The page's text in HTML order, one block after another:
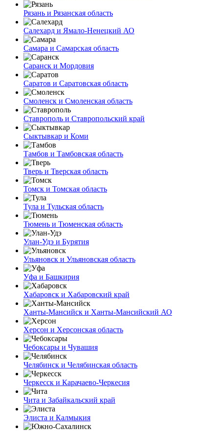
Рязань и Рязанская область
Салехард и Ямало-Ненецкий АО
Самара и Самарская область
Саранск и Мордовия
Саратов и Саратовская область
Смоленск и Смоленская область
Ставрополь и Ставропольский край
Сыктывкар и Коми
Тамбов и Тамбовская область
Тверь и Тверская область
Томск и Томская область
Тула и Тульская область
Тюмень и Тюменская область
Улан-Удэ и Бурятия
Ульяновск и Ульяновская область
Уфа и Башкирия
Хабаровск и Хабаровский край
Ханты-Мансийск и Ханты-Мансийский АО
Херсон и Херсонская область
Чебоксары и Чувашия
Челябинск и Челябинская область
Черкесск и Карачаево-Черкесия
Чита и Забайкальский край
Элиста и Калмыкия